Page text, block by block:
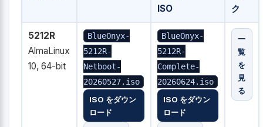
ISO
ク
5212R
AlmaLinux
10, 64-bit
BlueOnyx-
5212R-
Netboot-
20260527.iso
ISO をダウン
ロード
BlueOnyx-
5212R-
Complete-
20260624.iso
ISO をダウン
ロード
一
覧
を
見
る